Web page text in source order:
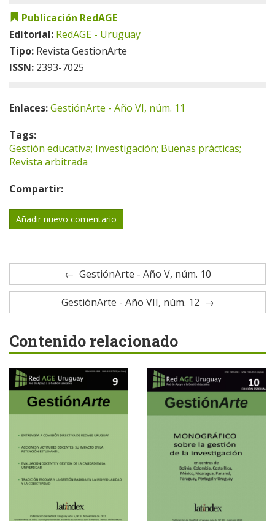
Publicación RedAGE
Editorial: RedAGE - Uruguay
Tipo: Revista GestionArte
ISSN: 2393-7025
Enlaces:GestiónArte - Año VI, núm. 11
Tags:
Gestión educativa; Investigación; Buenas prácticas;
Revista arbitrada
Compartir:
Añadir nuevo comentario
GestiónArte - Año V, núm. 10
GestiónArte - Año VII, núm. 12
Contenido relacionado